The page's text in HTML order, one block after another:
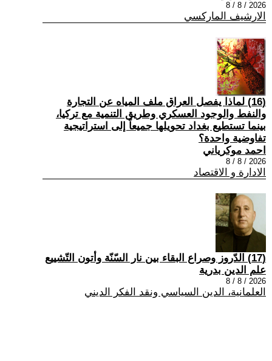
2026 / 8 / 8
الارشيف الماركسي
(16) لماذا يفصل العراق ملف المياه عن التجارة
والنفط والوجود العسكري وطريق التنمية مع تركيا،
بينما تستطيع بغداد تحويلها جميعاً إلى استراتيجية
تفاوضية واحدة؟
احمد موكرياني
2026 / 8 / 8
الادارة و الاقتصاد
(17) الدّروز وصراع البقاء بين نار السّنّة وأتون التّشييع
علم الدين بدرية
2026 / 8 / 8
العلمانية، الدين السياسي ونقد الفكر الديني